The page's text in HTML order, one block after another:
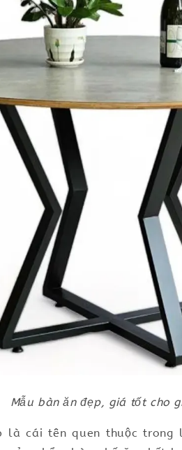
Mẫu bàn ăn đẹp, giá tốt cho
là cái tên quen thuộc